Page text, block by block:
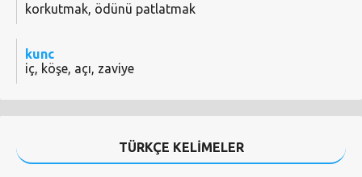
korkutmak, ödünü patlatmak
kunc
iç, köşe, açı, zaviye
TÜRKÇE KELİMELER